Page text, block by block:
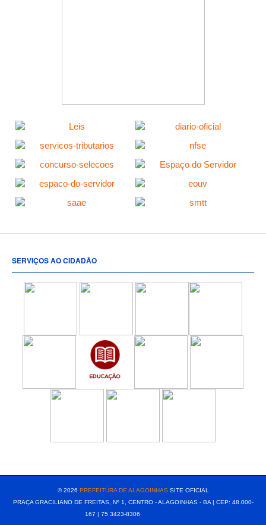
SERVIÇOS AO CIDADÃO
© 2026 PREFEITURA DE ALAGOINHASSITE OFICIAL
PRAÇA GRACILIANO DE FREITAS, Nº 1, CENTRO - ALAGOINHAS - BA | CEP: 48.000-
167 | 75 3423-8306⠀⠀⠀⠀⠀⠀⠀⠀⠀⠀